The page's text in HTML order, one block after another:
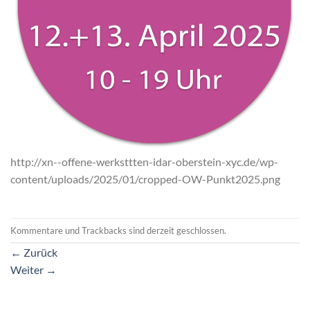
http://xn--offene-werksttten-idar-oberstein-xyc.de/wp-
content/uploads/2025/01/cropped-OW-Punkt2025.png
Kommentare und Trackbacks sind derzeit geschlossen.
← Zurück
Weiter →